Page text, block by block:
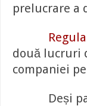
prelucrare a
două lucruri
companiei
Deși pare